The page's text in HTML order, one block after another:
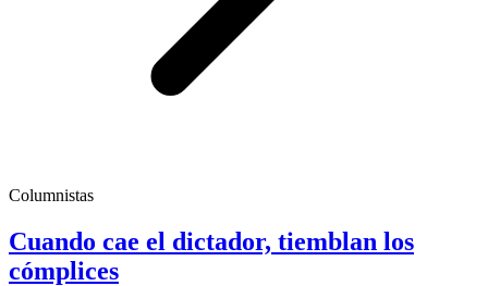
Columnistas
Cuando cae el dictador, tiemblan los
cómplices